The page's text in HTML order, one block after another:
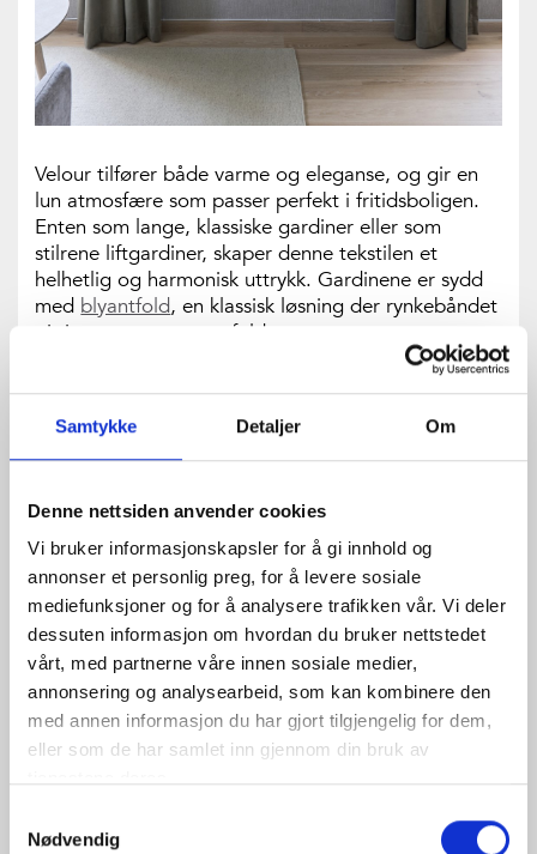
Samtykke Detaljer Om
Denne nettsiden anvender cookies
Vi bruker informasjonskapsler for å gi innhold og
annonser et personlig preg, for å levere sosiale
mediefunksjoner og for å analysere trafikken vår. Vi deler
dessuten informasjon om hvordan du bruker nettstedet
vårt, med partnerne våre innen sosiale medier,
annonsering og analysearbeid, som kan kombinere den
med annen informasjon du har gjort tilgjengelig for dem,
eller som de har samlet inn gjennom din bruk av
Nødvendig
Velour tilfører både varme og eleganse, og gir en
lun atmosfære som passer perfekt i fritidsboligen.
Enten som lange, klassiske gardiner eller som
stilrene liftgardiner, skaper denne tekstilen et
helhetlig og harmonisk uttrykk. Gardinene er sydd
med blyantfold, en klassisk løsning der rynkebåndet
gir jevne og stramme folder øverst.
Det skaper spennende uttrykk i rommet.
- Halvor Bakke